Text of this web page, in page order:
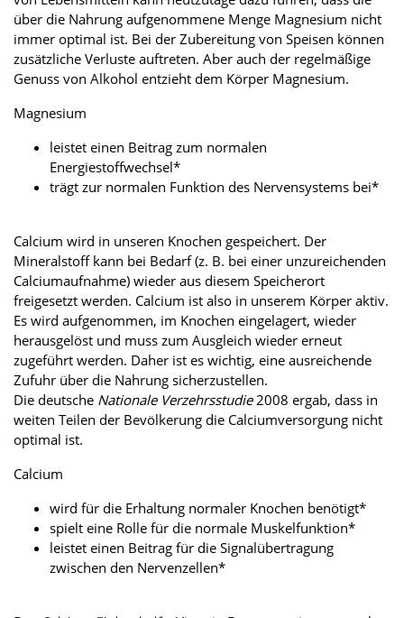
über die Nahrung aufgenommene Menge Magnesium nicht
immer optimal ist. Bei der Zubereitung von Speisen können
zusätzliche Verluste auftreten. Aber auch der regelmäßige
Genuss von Alkohol entzieht dem Körper Magnesium.
Magnesium
leistet einen Beitrag zum normalen
Energiestoffwechsel*
trägt zur normalen Funktion des Nervensystems bei*
Calcium wird in unseren Knochen gespeichert. Der
Mineralstoff kann bei Bedarf (z. B. bei einer unzureichenden
Calciumaufnahme) wieder aus diesem Speicherort
freigesetzt werden. Calcium ist also in unserem Körper aktiv.
Es wird aufgenommen, im Knochen eingelagert, wieder
herausgelöst und muss zum Ausgleich wieder erneut
zugeführt werden. Daher ist es wichtig, eine ausreichende
Zufuhr über die Nahrung sicherzustellen.
Die deutsche Nationale Verzehrsstudie2008 ergab, dass in
weiten Teilen der Bevölkerung die Calciumversorgung nicht
optimal ist.
Calcium
wird für die Erhaltung normaler Knochen benötigt*
spielt eine Rolle für die normale Muskelfunktion*
leistet einen Beitrag für die Signalübertragung
zwischen den Nervenzellen*